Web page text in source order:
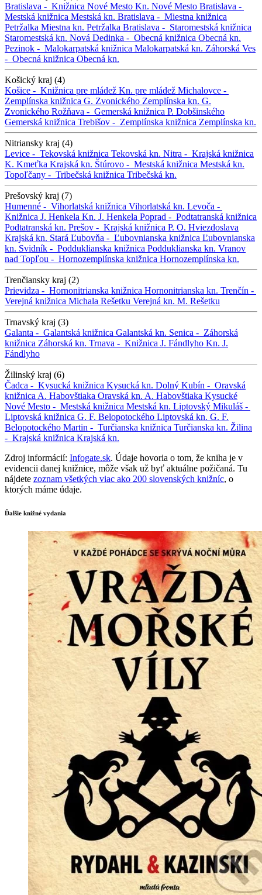
Bratislava - Knižnica Nové Mesto Kn. Nové Mesto Bratislava -
Mestská knižnica Mestská kn. Bratislava - Miestna knižnica
Petržalka Miestna kn. Petržalka Bratislava - Staromestská knižnica
Staromestská kn. Nová Dedinka - Obecná knižnica Obecná kn.
Pezinok - Malokarpatská knižnica Malokarpatská kn. Záhorská Ves
- Obecná knižnica Obecná kn.
Košický kraj (4)
Košice - Knižnica pre mládež Kn. pre mládež Michalovce -
Zemplínska knižnica G. Zvonického Zemplínska kn. G.
Zvonického Rožňava - Gemerská knižnica P. Dobšinského
Gemerská knižnica Trebišov - Zemplínska knižnica Zemplínska kn.
Nitriansky kraj (4)
Levice - Tekovská knižnica Tekovská kn. Nitra - Krajská knižnica
K. Kmeťka Krajská kn. Štúrovo - Mestská knižnica Mestská kn.
Topoľčany - Tribečská knižnica Tribečská kn.
Prešovský kraj (7)
Humenné - Vihorlatská knižnica Vihorlatská kn. Levoča -
Knižnica J. Henkela Kn. J. Henkela Poprad - Podtatranská knižnica
Podtatranská kn. Prešov - Krajská knižnica P. O. Hviezdoslava
Krajská kn. Stará Ľubovňa - Ľubovnianska knižnica Ľubovnianska
kn. Svidník - Podduklianska knižnica Podduklianska kn. Vranov
nad Topľou - Hornozemplínska knižnica Hornozemplínska kn.
Trenčiansky kraj (2)
Prievidza - Hornonitrianska knižnica Hornonitrianska kn. Trenčín -
Verejná knižnica Michala Rešetku Verejná kn. M. Rešetku
Trnavský kraj (3)
Galanta - Galantská knižnica Galantská kn. Senica - Záhorská
knižnica Záhorská kn. Trnava - Knižnica J. Fándlyho Kn. J.
Fándlyho
Žilinský kraj (6)
Čadca - Kysucká knižnica Kysucká kn. Dolný Kubín - Oravská
knižnica A. Habovštiaka Oravská kn. A. Habovštiaka Kysucké
Nové Mesto - Mestská knižnica Mestská kn. Liptovský Mikuláš -
Liptovská knižnica G. F. Belopotockého Liptovská kn. G. F.
Belopotockého Martin - Turčianska knižnica Turčianska kn. Žilina
- Krajská knižnica Krajská kn.
Zdroj informácií: Infogate.sk. Údaje hovoria o tom, že kniha je v
evidencii danej knižnice, môže však už byť aktuálne požičaná. Tu
nájdete zoznam všetkých viac ako 200 slovenských knižníc, o
ktorých máme údaje.
Ďalšie knižné vydania